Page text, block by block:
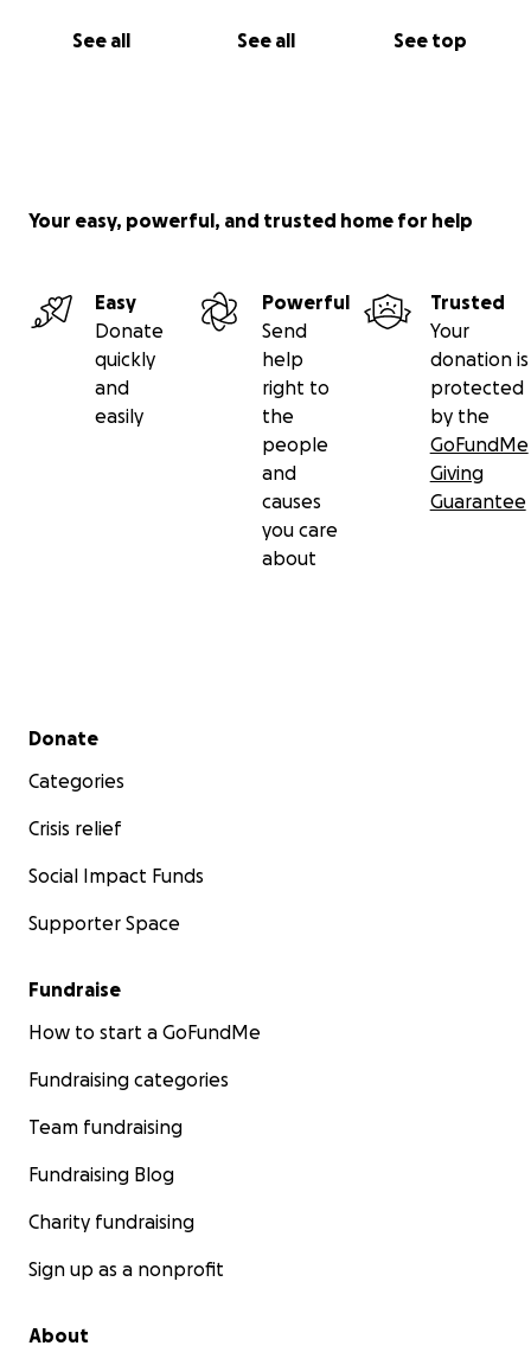
See all See all See top
zbyt mała.
Your easy, powerful, and trusted home for help
Easy
Donate
quickly
and
easily
Powerful
Send
help
right to
the
people
and
causes
you care
about
Trusted
Your
donation is
protected
by the
GoFundMe
Giving
Guarantee
Secondary menu
Donate
Categories
Crisis relief
Social Impact Funds
Supporter Space
Fundraise
How to start a GoFundMe
Fundraising categories
Team fundraising
Fundraising Blog
Charity fundraising
Sign up as a nonprofit
About